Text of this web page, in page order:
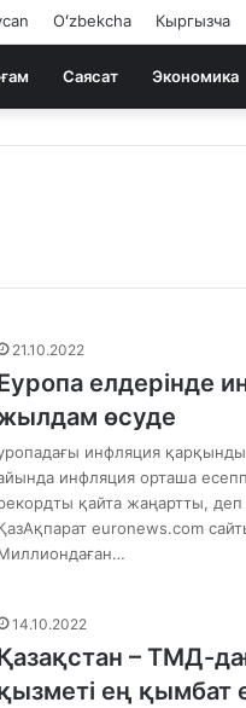
Oʻzbekcha Кыргызча
Саясат Экономика
21.10.2022
елдерінде
өсуде
инфляция
инфляция орташа
қайта жаңартты,
euronews.com
14.10.2022
– ТМД-
ең қымбат